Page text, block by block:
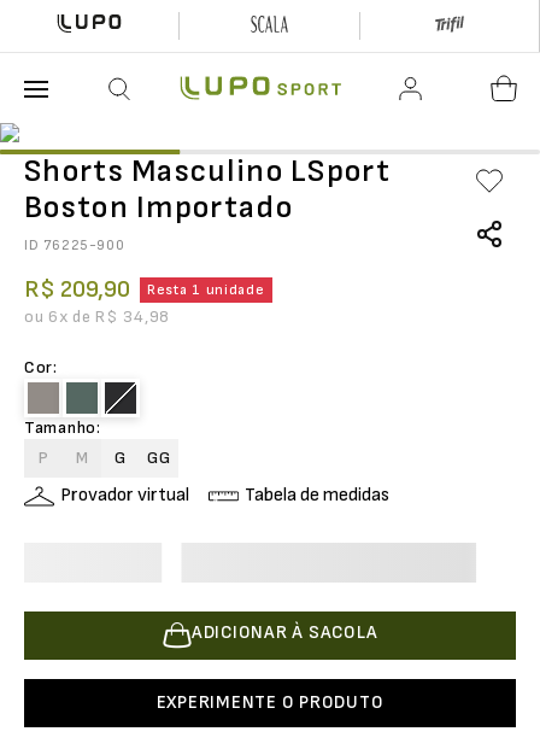
Shorts Masculino LSport
Boston Importado
ID 76225-900
R$ 209,90 Resta 1 unidade
ou 6x de R$ 34,98
Cor:
Tamanho:
P
M G GG
Provador virtual Tabela de medidas
ADICIONAR À SACOLA
EXPERIMENTE O PRODUTO